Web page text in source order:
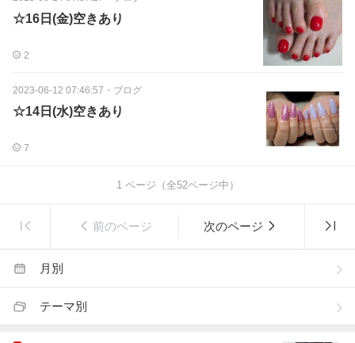
☆16日(金)空きあり
2
2023-06-12 07:46:57 ・ ブログ
☆14日(水)空きあり
7
1ページ（全52ページ中）
前のページ 次のページ
月別
テーマ別